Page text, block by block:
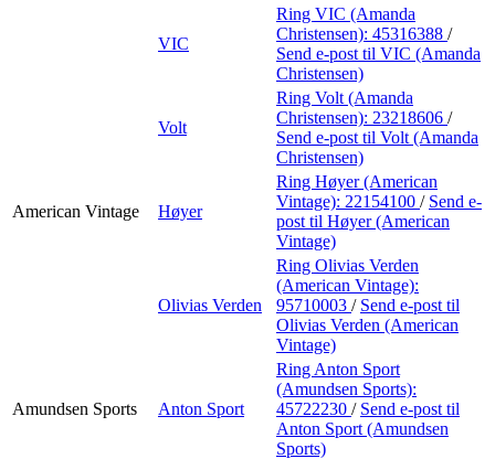
VIC
Ring VIC (Amanda
Christensen): 45316388 /
Send e-post til VIC (Amanda
Christensen)
Volt
Ring Volt (Amanda
Christensen): 23218606 /
Send e-post til Volt (Amanda
Christensen)
American Vintage Høyer
Ring Høyer (American
Vintage): 22154100 / Send e-
post til Høyer (American
Vintage)
Olivias Verden
Ring Olivias Verden
(American Vintage):
95710003 / Send e-post til
Olivias Verden (American
Vintage)
Amundsen Sports Anton Sport
Ring Anton Sport
(Amundsen Sports):
45722230 / Send e-post til
Anton Sport (Amundsen
Sports)